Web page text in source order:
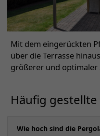
Mit dem eingerückten
über die Terrasse
größerer und optimaler
Häufig gestellte
Wie hoch sind die